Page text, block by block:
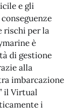
e gli
rischi per la
è
di gestione
alla
imbarcazione
il Virtual
i